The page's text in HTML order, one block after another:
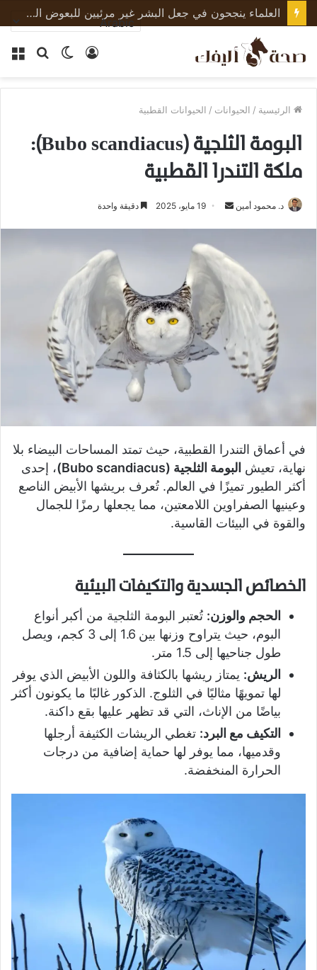
العلماء ينجحون في جعل البشر غير مرئيين للبعوض الناقل للأمراض
بحث الوضع تسجيل
الرئيسية / الحيوانات / الحيوانات القطبية
البومة الثلجية (Bubo scandiacus):
ملكة التندرا القطبية
د. محمود أمين
أرسل 19 مايو، 2025 دقيقة واحدة
في أعماق التندرا القطبية، حيث تمتد المساحات البيضاء بلا
نهاية، تعيش البومة الثلجية (Bubo scandiacus)
، إحدى
أكثر الطيور تميزًا في العالم. تُعرف بريشها الأبيض الناصع
وعينيها الصفراوين اللامعتين، مما يجعلها رمزًا للجمال
والقوة في البيئات القاسية.
الخصائص الجسدية والتكيفات البيئية
الحجم والوزن: تُعتبر البومة الثلجية من أكبر أنواع
البوم، حيث يتراوح وزنها بين 1.6 إلى 3 كجم، ويصل
طول جناحيها إلى 1.5 متر.
الريش: يمتاز ريشها بالكثافة واللون الأبيض الذي يوفر
لها تمويهًا مثاليًا في الثلوج. الذكور غالبًا ما يكونون أكثر
بياضًا من الإناث، التي قد تظهر عليها بقع داكنة.
التكيف مع البرد: تغطي الريشات الكثيفة أرجلها
وقدميها، مما يوفر لها حماية إضافية من درجات
الحرارة المنخفضة.